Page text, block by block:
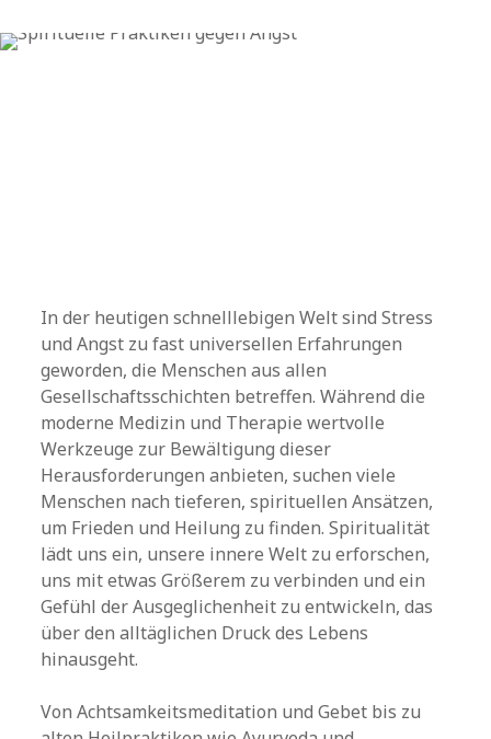
In der heutigen schnelllebigen Welt sind Stress
und Angst zu fast universellen Erfahrungen
geworden, die Menschen aus allen
Gesellschaftsschichten betreffen. Während die
moderne Medizin und Therapie wertvolle
Werkzeuge zur Bewältigung dieser
Herausforderungen anbieten, suchen viele
Menschen nach tieferen, spirituellen Ansätzen,
um Frieden und Heilung zu finden. Spiritualität
lädt uns ein, unsere innere Welt zu erforschen,
uns mit etwas Größerem zu verbinden und ein
Gefühl der Ausgeglichenheit zu entwickeln, das
über den alltäglichen Druck des Lebens
hinausgeht.
Von Achtsamkeitsmeditation und Gebet bis zu